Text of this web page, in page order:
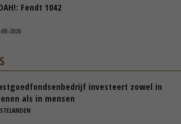
Fendt 1042
2026
investeert zowel in
als in mensen